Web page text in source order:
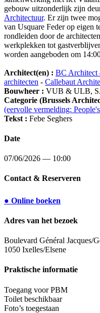
gebouw uitzonderlijk zijn
Architectuur. Er zijn twee
van Usquare Feder op eigen
rondleiden door de
werkplekken tot
worden aangeboden om
Architect(en) : BC Architect
architecten - Callebaut
Bouwheer : VUB & ULB,
Categorie (Brussels
(eervolle vermelding:
Tekst : Febe Seghers
Date
07/06/2026 — 10:00
Contact & Reserveren
● Online boeken
Adres van het bezoek
Boulevard Général Jacques/
1050 Ixelles/Elsene
Praktische informatie
Toegang voor PBM
Toilet beschikbaar
Foto’s toegestaan